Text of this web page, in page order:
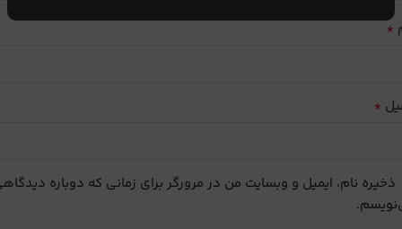
*
*
ذخیره نام، ایمیل و وبسایت من در مرورگر برای زمانی که دوباره